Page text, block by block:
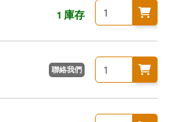
1 庫存
聯絡我們